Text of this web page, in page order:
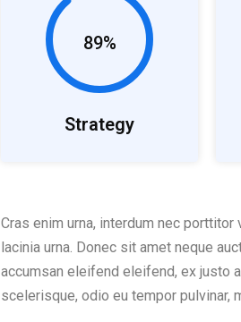
89%
Strategy
Cras enim urna, interdum nec
lacinia urna. Donec sit amet neque
accumsan eleifend eleifend, ex justo
scelerisque, odio eu tempor pulvinar,